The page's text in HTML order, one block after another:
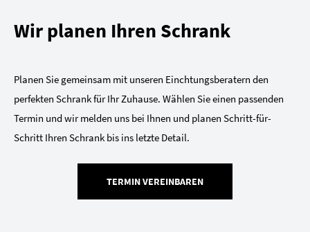
Wir planen Ihren Schrank
Planen Sie gemeinsam mit unseren Einchtungsberatern den
perfekten Schrank für Ihr Zuhause. Wählen Sie einen passenden
Termin und wir melden uns bei Ihnen und planen Schritt-für-
Schritt Ihren Schrank bis ins letzte Detail.
TERMIN VEREINBAREN